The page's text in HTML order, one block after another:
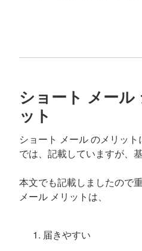
ショート メール
ット
ショート メール のメリッ
では、記載していますが、
本文でも記載しましたので
メール メリットは、
届きやすい